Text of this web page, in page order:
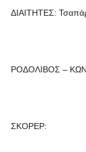
ΔΙΑΙΤΗΤΕΣ:
ΡΟΔΟΛΙΒΟΣ –
ΣΚΟΡΕΡ: